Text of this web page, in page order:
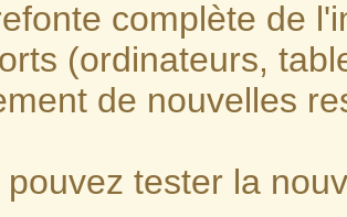
complète de
(ordinateurs,
de nouvelles
pouvez tester la